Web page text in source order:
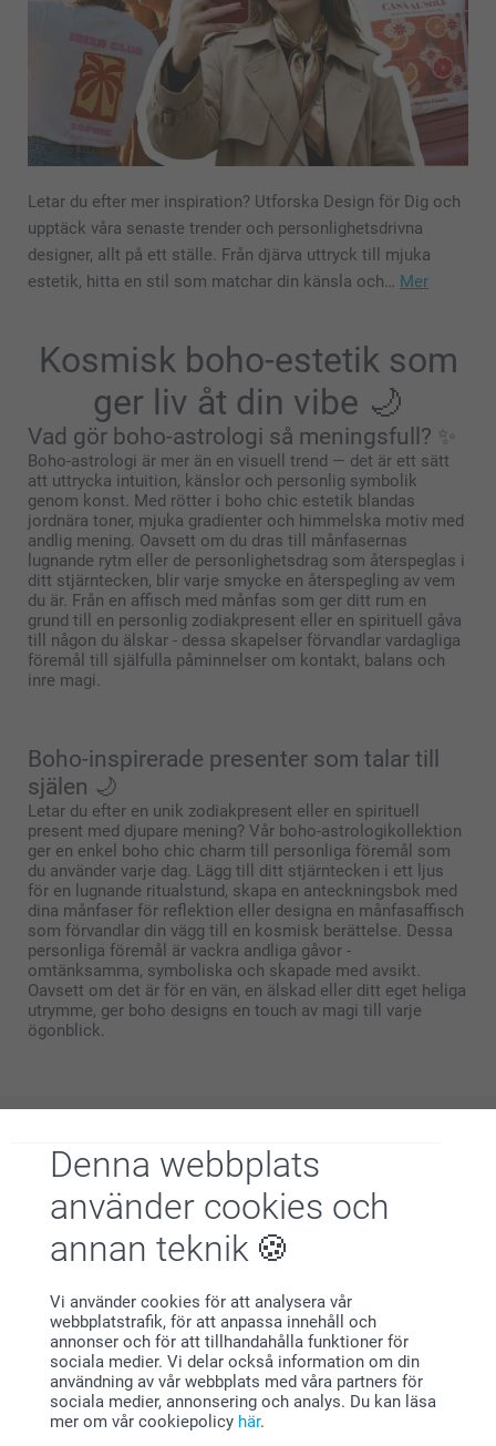
Denna webbplats
använder cookies och
annan teknik
Vi använder cookies för att analysera vår
webbplatstrafik, för att anpassa innehåll och
annonser och för att tillhandahålla funktioner för
sociala medier. Vi delar också information om din
användning av vår webbplats med våra partners för
sociala medier, annonsering och analys. Du kan läsa
mer om vår cookiepolicy här.
Letar du efter mer inspiration? Utforska Design för Dig och
upptäck våra senaste trender och personlighetsdrivna
designer, allt på ett ställe. Från djärva uttryck till mjuka
estetik, hitta en stil som matchar din känsla och… Mer
Kosmisk boho-estetik som
ger liv åt din vibe 🌙
Vad gör boho-astrologi så meningsfull? ✨
Boho-astrologi är mer än en visuell trend — det är ett sätt
att uttrycka intuition, känslor och personlig symbolik
genom konst. Med rötter i boho chic estetik blandas
jordnära toner, mjuka gradienter och himmelska motiv med
andlig mening. Oavsett om du dras till månfasernas
lugnande rytm eller de personlighetsdrag som återspeglas i
ditt stjärntecken, blir varje smycke en återspegling av vem
du är. Från en affisch med månfas som ger ditt rum en
grund till en personlig zodiakpresent eller en spirituell gåva
till någon du älskar - dessa skapelser förvandlar vardagliga
föremål till själfulla påminnelser om kontakt, balans och
inre magi.
Boho-inspirerade presenter som talar till
själen 🌙
Letar du efter en unik zodiakpresent eller en spirituell
present med djupare mening? Vår boho-astrologikollektion
ger en enkel boho chic charm till personliga föremål som
du använder varje dag. Lägg till ditt stjärntecken i ett ljus
för en lugnande ritualstund, skapa en anteckningsbok med
dina månfaser för reflektion eller designa en månfasaffisch
som förvandlar din vägg till en kosmisk berättelse. Dessa
personliga föremål är vackra andliga gåvor -
omtänksamma, symboliska och skapade med avsikt.
Oavsett om det är för en vän, en älskad eller ditt eget heliga
utrymme, ger boho designs en touch av magi till varje
ögonblick.
Varförsmartphoto
Nöjd kundgaranti